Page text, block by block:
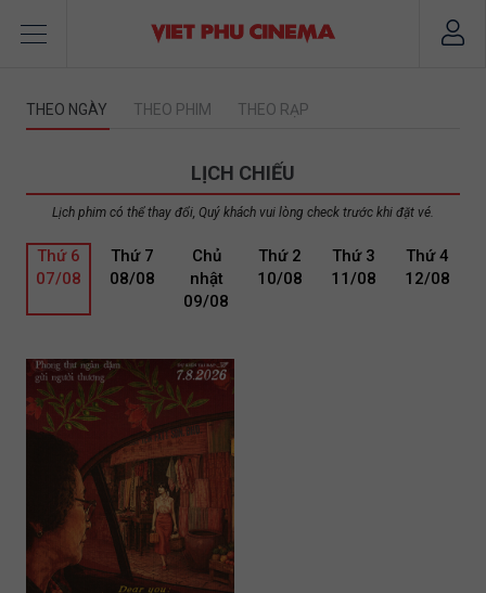
THEO NGÀY THEO PHIM THEO RẠP
LỊCH CHIẾU
Lịch phim có thể thay đổi, Quý khách vui lòng check trước khi đặt vé.
Thứ 6
07/08
Thứ 7
08/08
Chủ
nhật
09/08
Thứ 2
10/08
Thứ 3
11/08
Thứ 4
12/08